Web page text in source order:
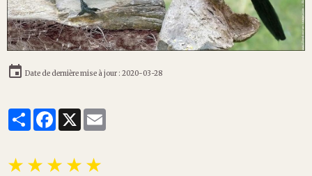
Date de dernière mise à jour : 2020-03-28
PartagerFacebook
X
★★★★★